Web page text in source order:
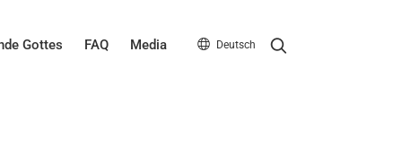
Gottes FAQ Media Deutsch Search